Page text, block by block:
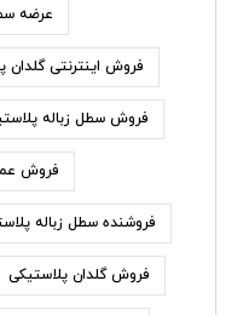
عرضه
فروش اینترنتی گلدان
فروش سطل زباله
فروش
فروشنده سطل زباله
فروش گلدان پلاستیکی